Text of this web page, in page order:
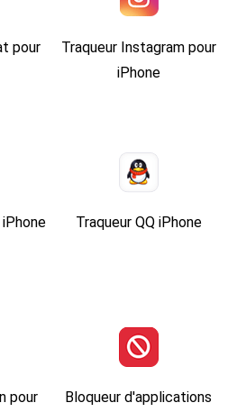
pour
Traqueur Instagram pour
iPhone
Traqueur QQ iPhone
pour
Bloqueur d'applications